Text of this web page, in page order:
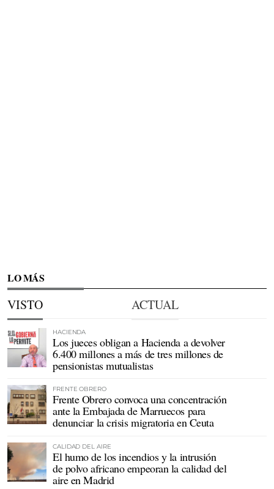
LO MÁS
VISTO ACTUAL
HACIENDA
Los jueces obligan a Hacienda a devolver
6.400 millones a más de tres millones de
pensionistas mutualistas
FRENTE OBRERO
Frente Obrero convoca una concentración
ante la Embajada de Marruecos para
denunciar la crisis migratoria en Ceuta
CALIDAD DEL AIRE
El humo de los incendios y la intrusión
de polvo africano empeoran la calidad del
aire en Madrid